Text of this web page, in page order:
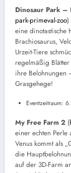
Dinosaur Park –
park-primeval-zoo)
eine dinotastische
Brachiosaurus,
Urzeit-Tiere
regelmäßig
ihre Belohnungen
Grasgehege!
Eventzeitraum:
My Free Farm 2 (
einer echten Perle
Venus kommt als
die
auf der 3D-Farm